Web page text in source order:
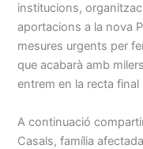
institucions,
aportacions a la nova
mesures urgents per
que acabarà amb
entrem en la recta
A continuació
Casals, família